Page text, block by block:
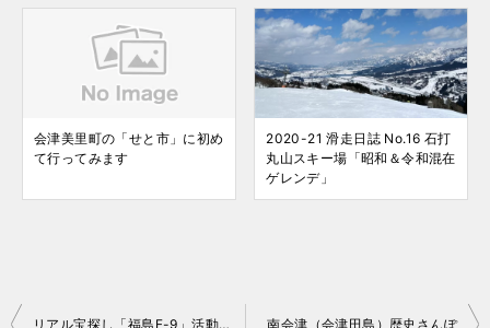
会津美里町の「せと市」に初め
て行ってみます
2020-21 滑走日誌 No.16 石打
丸山スキー場「昭和＆令和混在
ゲレンデ」
投
リアル宝探し「福島F-9」活動報告 No.03,04 南会津（会津田島）歴史さんぽ